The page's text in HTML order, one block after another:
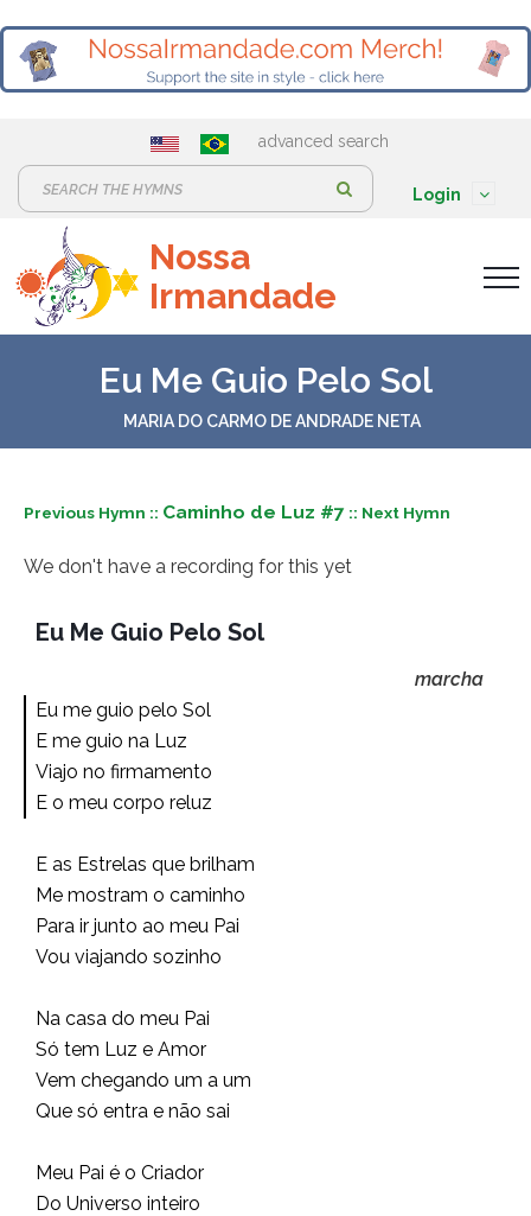
advanced search
e
a
r
:
Login
Nossa
Irmandade
Eu Me Guio Pelo Sol
MARIA DO CARMO DE ANDRADE NETA
Previous Hymn :: Caminho de Luz #7 :: Next Hymn
We don't have a recording for this yet
Eu Me Guio Pelo Sol
marcha
Eu me guio pelo Sol
E me guio na Luz
Viajo no firmamento
E o meu corpo reluz
E as Estrelas que brilham
Me mostram o caminho
Para ir junto ao meu Pai
Vou viajando sozinho
Na casa do meu Pai
Só tem Luz e Amor
Vem chegando um a um
Que só entra e não sai
Meu Pai é o Criador
Do Universo inteiro